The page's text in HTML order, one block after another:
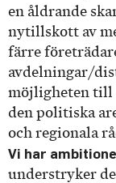
en åldrande
nytillskott av
färre
avdelningar/
möjligheten till
den politiska
och regionala
Vi har
understryker